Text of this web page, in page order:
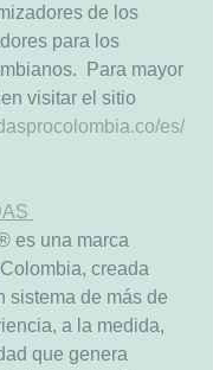
de los
para los
Para mayor
visitar el sitio
es/
es una marca
creada
sistema de más de
a la medida,
que genera